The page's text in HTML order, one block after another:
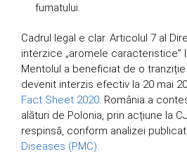
fumatului.
Cadrul legal e clar. Articolul 7 al
interzice „aromele caracteristice”
Mentolul a beneficiat de o
devenit interzis efectiv la 20 mai
Fact Sheet 2020. România a
alături de Polonia, prin acțiune la
respinsă, conform analizei
Diseases (PMC).